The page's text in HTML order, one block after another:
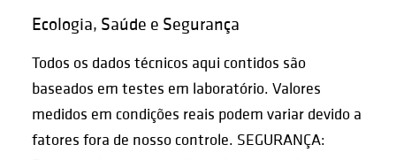
Ecologia, Saúde e Segurança
Todos os dados técnicos aqui contidos são
baseados em testes em laboratório. Valores
medidos em condições reais podem variar devido a
fatores fora de nosso controle. SEGURANÇA: